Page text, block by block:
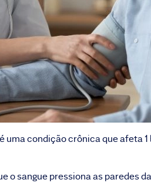
condição crônica que afeta 1
sangue pressiona as paredes